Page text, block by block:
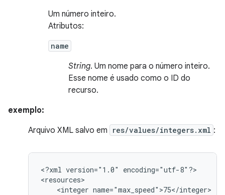
Um número inteiro.
Atributos:
name
String. Um nome para o número inteiro.
Esse nome é usado como o ID do
recurso.
exemplo:
Arquivo XML salvo em
res/values/integers.xml :
<?xml version="1.0"
encoding="utf-8"?>
<integer